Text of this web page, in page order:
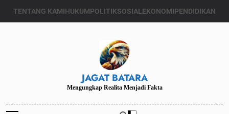
TENTANG KAMIHUKUMPOLITIKSOSIALEKONOMIPENDIDIKAN
JAGAT BATARA
Mengungkap Realita Menjadi Fakta